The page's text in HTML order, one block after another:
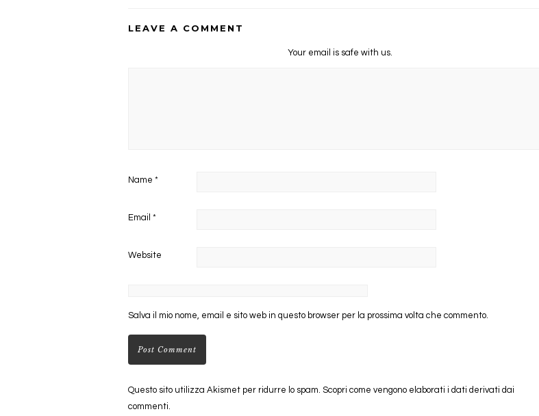
LEAVE A COMMENT
Your email is safe with us.
Name *
Email *
Website
Salva il mio nome, email e sito web in questo browser per la prossima volta che commento.
Questo sito utilizza Akismet per ridurre lo spam. Scopri come vengono elaborati i dati derivati dai
commenti.